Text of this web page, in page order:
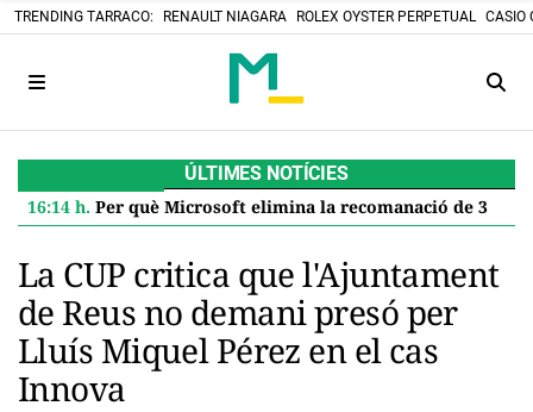
TRENDING TARRACO: RENAULT NIAGARA ROLEX OYSTER PERPETUAL CASIO
ÚLTIMES NOTÍCIES
16:14 h. Per què Microsoft elimina la recomanació de 32 GB de RAM per a Windows 11 i què significa per a tu
La CUP critica que l'Ajuntament
de Reus no demani presó per
Lluís Miquel Pérez en el cas
Innova